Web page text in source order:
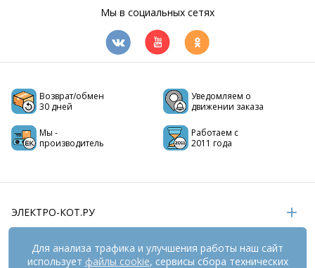
Мы в социальных сетях
Возврат/обмен
30 дней
Уведомляем о
движении заказа
Мы -
производитель
Работаем с
2011 года
ЭЛЕКТРО-КОТ.РУ
ИНФОРМАЦИЯ
Для анализа трафика и улучшения работы наш сайт
использует файлы cookie, сервисы сбора технических